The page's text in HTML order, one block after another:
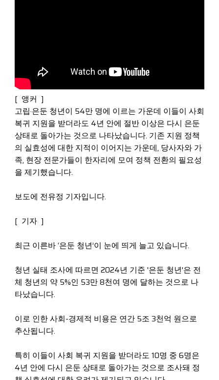
[ 앵커 ]
고립·은둔 청년이 54만 명에 이르는 가운데 이들이 사회
복귀 지원을 받더라도 4년 안에 절반 이상은 다시 은둔
상태로 돌아가는 것으로 나타났습니다. 기존 지원 정책
의 실효성에 대한 지적이 이어지는 가운데, 당사자와 가
족, 현장 전문가들이 한자리에 모여 정책 전환의 필요성
을 제기했습니다.
보도에 전유정 기자입니다.
[ 기자 ]
최근 이른바 ‘은둔 청년’이 눈에 띄게 늘고 있습니다.
청년 실태 조사에 따르면 2024년 기준 '은둔 청년'은 전
체 청년의 약 5%인 53만 8천여 명에 달하는 것으로 나
타났습니다.
이로 인한 사회-경제적 비용은 연간 5조 3천억 원으로
추산됩니다.
특히 이들이 사회 복귀 지원을 받더라도 10명 중 6명은
4년 안에 다시 은둔 상태로 돌아가는 것으로 조사돼 정